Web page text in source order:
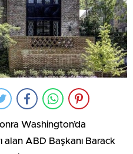
Washington’da
alan ABD Başkanı Barack